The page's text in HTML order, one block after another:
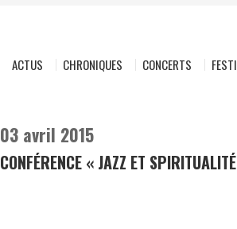
ACTUS CHRONIQUES CONCERTS
03 avril 2015
CONFÉRENCE « JAZZ ET